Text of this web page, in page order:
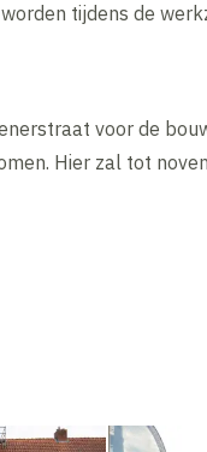
tijdens de
voor de
Hier zal tot